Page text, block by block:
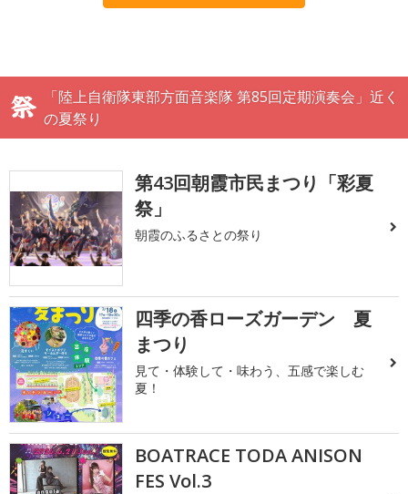
「陸上自衛隊東部方面音楽隊 第85回定期演奏会」近く
の夏祭り
第43回朝霞市民まつり「彩夏
祭」
朝霞のふるさとの祭り
四季の香ローズガーデン 夏
まつり
見て・体験して・味わう、五感で楽しむ
夏！
BOATRACE TODA ANISON
FES Vol.3